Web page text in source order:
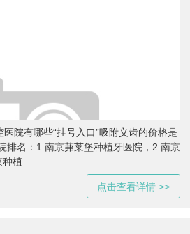
院有哪些“挂号入口”吸附义齿的价格是
排名：1.南京茀莱堡种植牙医院，2.南京
种植
点击查看详情 >>